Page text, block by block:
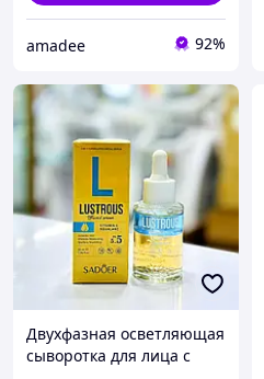
amadee 92%
Двухфазная осветляющая
сыворотка для лица с